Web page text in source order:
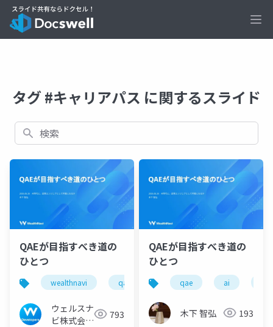
タグ #キャリアパス に関するスライド
検索
QAEが目指すべき道の
ひとつ
wealthnavi qa
ウェルスナ
ビ株式会社
793
QAEが目指すべき道の
ひとつ
qae ai
木下 智弘 193